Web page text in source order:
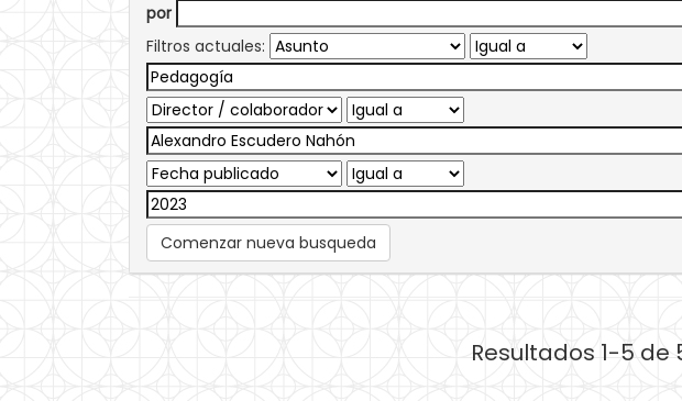
por
Filtros actuales:
Comenzar nueva busqueda
Resultados 1-5 de